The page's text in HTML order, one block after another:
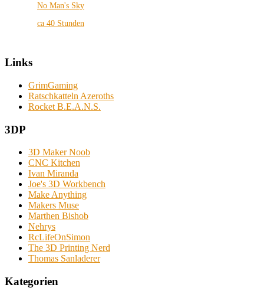
No Man's Sky
ca 40 Stunden
Links
GrimGaming
Ratschkatteln Azeroths
Rocket B.E.A.N.S.
3DP
3D Maker Noob
CNC Kitchen
Ivan Miranda
Joe's 3D Workbench
Make Anything
Makers Muse
Marthen Bishob
Nehrys
RcLifeOnSimon
The 3D Printing Nerd
Thomas Sanladerer
Kategorien